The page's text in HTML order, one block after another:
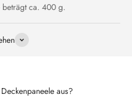
beträgt ca. 400 g.
aus?